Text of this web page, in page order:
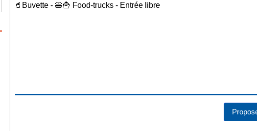
🥤Buvette - 🍔🍟 Food-trucks - Entrée libre